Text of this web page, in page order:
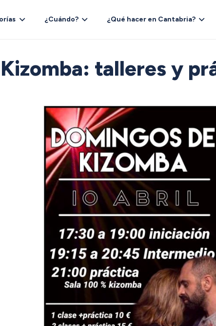
¿Cuándo? ¿Qué hacer en Cantabria?
Kizomba: talleres y